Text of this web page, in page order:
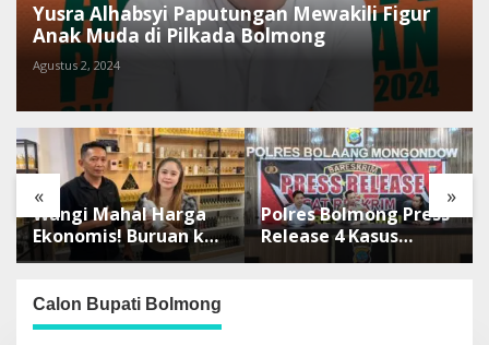
Yusra Alhabsyi Paputungan Mewakili Figur
Anak Muda di Pilkada Bolmong
Agustus 2, 2024
« »
Wangi Mahal Harga
Ekonomis! Buruan ke
Winda Mandiri
SMPN 2 Matali
Kotamobagu
Polres Bolmong Press
Release 4 Kasus
Tipidter, Semua
Calon Bupati Bolmong